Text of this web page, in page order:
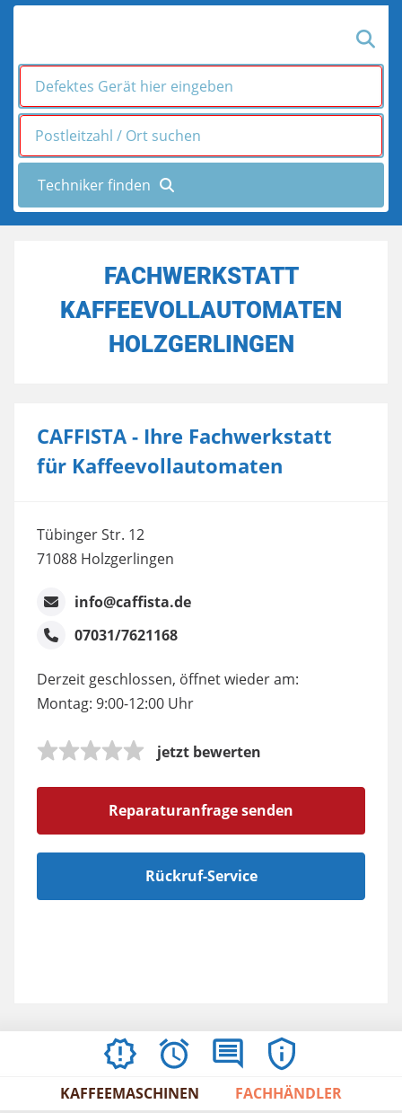
FACHWERKSTATT
KAFFEEVOLLAUTOMATEN
HOLZGERLINGEN
CAFFISTA - Ihre Fachwerkstatt
für Kaffeevollautomaten
Tübinger Str. 12
71088 Holzgerlingen
info@caffista.de
07031/7621168
Derzeit geschlossen, öffnet wieder am:
Montag: 9:00-12:00 Uhr
jetzt bewerten
Reparaturanfrage senden
Rückruf-Service
AKTUELLESÖFFNUNGSZEITEN
BEWERTUNGEN
IMPRESSUM
/
AGBS
KAFFEEMASCHINEN FACHHÄNDLER